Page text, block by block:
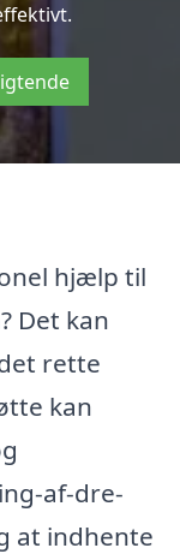
hjælp til
Det kan
rette
kan
af-dre-
at indhente